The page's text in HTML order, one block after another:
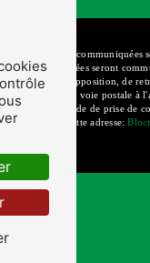
personnelles
données collectées seront
limitation, d’opposition, de
ces droits par voie postale
pendant la période de prise de
disponible à cette adresse: